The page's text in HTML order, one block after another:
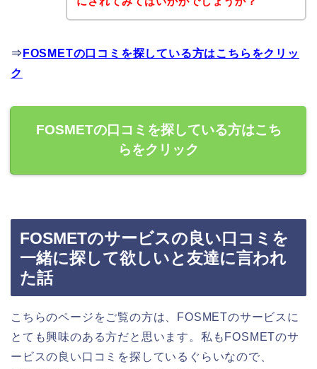
⇒ FOSMETの口コミを探している方はこちらをクリッ
ク
FOSMETの口コミを探している方はこち
らをクリック
FOSMETのサービスの良い口コミを
一緒に探して欲しいと友達に言われ
た話
こちらのページをご覧の方は、FOSMETのサービスに
とても興味のある方だと思います。私もFOSMETのサ
ービスの良い口コミを探しているぐらいなので、